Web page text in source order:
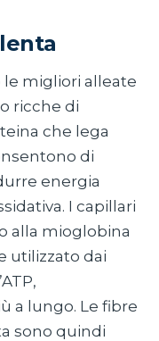
migliori alleate
ricche di
che lega
di
energia
I capillari
alla mioglobina
utilizzato dai
a lungo. Le fibre
sono quindi